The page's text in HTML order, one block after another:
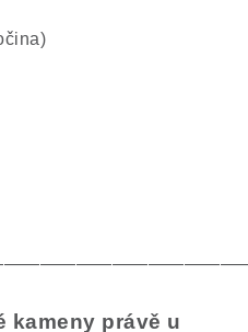
kameny právě u